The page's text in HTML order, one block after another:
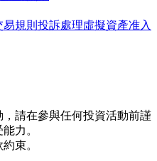
易規則 投訴處理虛擬資產准入
請在參與任何投資活動前謹
力。
束。